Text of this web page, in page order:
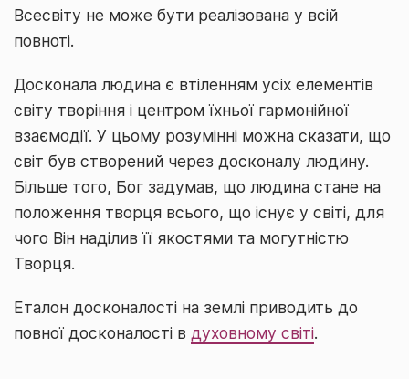
Всесвіту не може бути реалізована у всій
повноті.
Досконала людина є втіленням усіх елементів
світу творіння і центром їхньої гармонійної
взаємодії. У цьому розумінні можна сказати, що
світ був створений через досконалу людину.
Більше того, Бог задумав, що людина стане на
положення творця всього, що існує у світі, для
чого Він наділив її якостями та могутністю
Творця.
Еталон досконалості на землі приводить до
повної досконалості в духовному світі.